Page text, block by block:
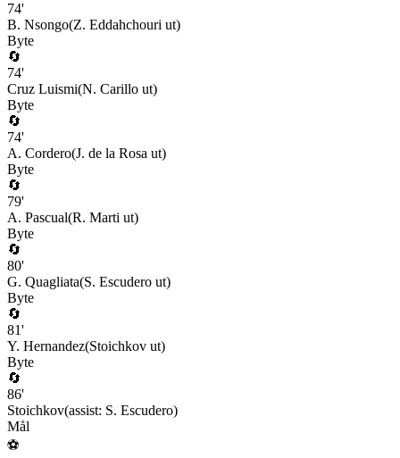
74'
B. Nsongo(Z. Eddahchouri ut)
Byte
🔄
74'
Cruz Luismi(N. Carillo ut)
Byte
🔄
74'
A. Cordero(J. de la Rosa ut)
Byte
🔄
79'
A. Pascual(R. Marti ut)
Byte
🔄
80'
G. Quagliata(S. Escudero ut)
Byte
🔄
81'
Y. Hernandez(Stoichkov ut)
Byte
🔄
86'
Stoichkov(assist: S. Escudero)
Mål
⚽